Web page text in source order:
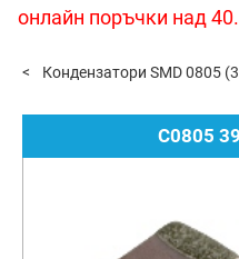
онлайн поръчки над
Кондензатори SMD 0805
C0805